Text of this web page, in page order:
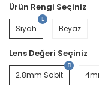
Ürün Rengi Seçiniz
Siyah Beyaz
Lens Değeri Seçiniz
2.8mm Sabit